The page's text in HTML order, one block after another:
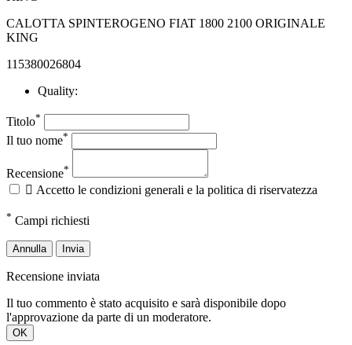
CALOTTA SPINTEROGENO FIAT 1800 2100 ORIGINALE
KING
115380026804
Quality:
Titolo*
Il tuo nome*
Recensione*
 Accetto le condizioni generali e la politica di riservatezza
* Campi richiesti
Annulla Invia
Recensione inviata
Il tuo commento è stato acquisito e sarà disponibile dopo
l'approvazione da parte di un moderatore.
OK